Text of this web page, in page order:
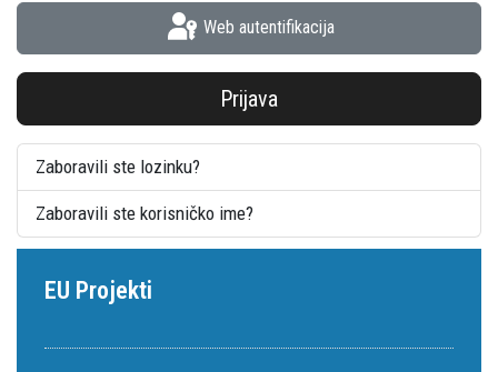
Web autentifikacija
Prijava
Zaboravili ste lozinku?
Zaboravili ste korisničko ime?
EU Projekti